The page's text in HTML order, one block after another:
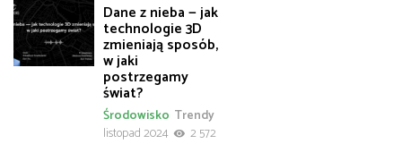
Dane z nieba — jak
technologie 3D
zmieniają sposób,
w jaki
postrzegamy
świat?
Środowisko Trendy
listopad 2024
2 572